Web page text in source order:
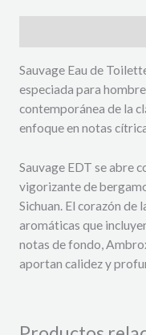
Sauvage Eau de
especiada para
contemporánea de la
enfoque en notas
Sauvage EDT se abre
vigorizante de
Sichuan. El corazón de
aromáticas que
notas de fondo,
aportan calidez y